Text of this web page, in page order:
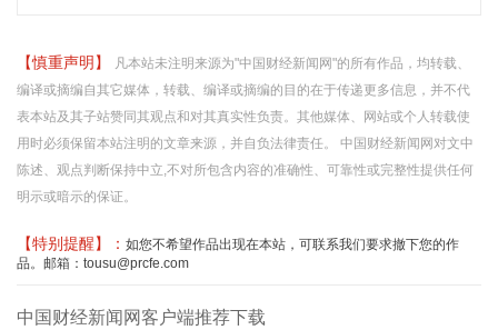
【慎重声明】
凡本站未注明来源为"中国财经新闻网"的所有作品，均转载、
编译或摘编自其它媒体，转载、编译或摘编的目的在于传递更多信息，并不代
表本站及其子站赞同其观点和对其真实性负责。其他媒体、网站或个人转载使
用时必须保留本站注明的文章来源，并自负法律责任。 中国财经新闻网对文中
陈述、观点判断保持中立,不对所包含内容的准确性、可靠性或完整性提供任何
明示或暗示的保证。
【特别提醒】： 如您不希望作品出现在本站，可联系我们要求撤下您的作
品。邮箱：tousu@prcfe.com
中国财经新闻网客户端推荐下载